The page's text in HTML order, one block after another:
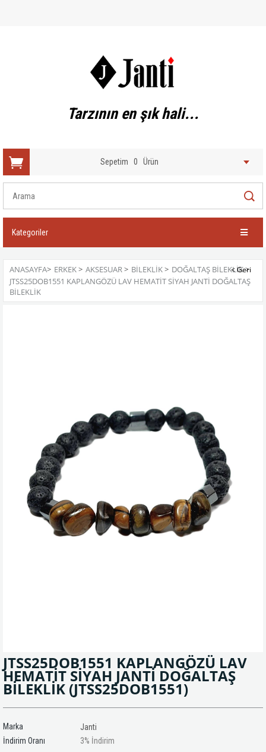
Tarzının en şık hali...
Sepetim 0 Ürün
Kategoriler
ANASAYFA> ERKEK> AKSESUAR> BILEKLIK> DOĞALTAŞ BILEKLIK>
JTSS25DOB1551 KAPLANGÖZÜ LAV HEMATİT SİYAH JANTİ DOĞALTAŞ
BİLEKLİK
JTSS25DOB1551 KAPLANGÖZÜ LAV
HEMATİT SİYAH JANTİ DOĞALTAŞ
BİLEKLİK (JTSS25DOB1551)
Marka
Janti
İndirim Oranı
%
3 İndirim